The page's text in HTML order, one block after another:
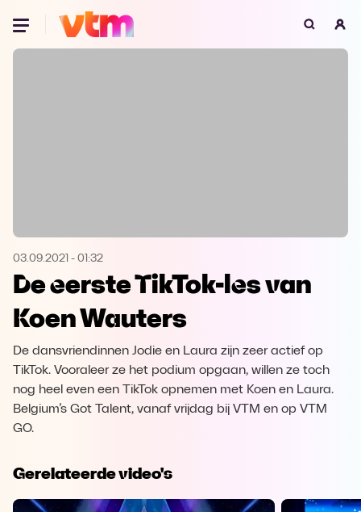
Oeps, browser niet ondersteund
Microsoft Edge Download
Opera
03.09.2021 - 01:32
De eerste TikTok-les van
Koen Wauters
De dansvriendinnen Jodie en Laura zijn zeer actief op
TikTok. Vooraleer ze het podium opgaan, willen ze toch
nog heel even een TikTok opnemen met Koen en Laura.
Belgium’s Got Talent, vanaf vrijdag bij VTM en op VTM
GO.
Gerelateerde video's